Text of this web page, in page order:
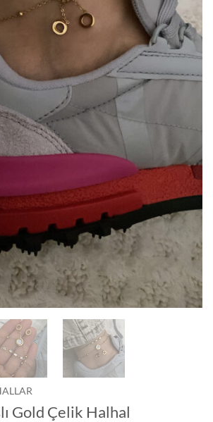
Gold Çelik Halhal